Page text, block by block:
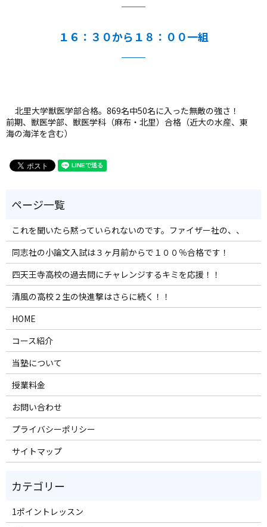
１６：３０から１８：００一組
北里大学獣医学部合格。869名中50名に入った無敵の強さ！
前期、獣医学部、獣医学科（麻布・北里）合格（近大の水産、東
海の海洋を含む）
これを聞いたら黙っていられないのです。ファイザー社の、、
同志社の小論文入試は３ヶ月前からで１００％合格です！
四天王寺高校の過去問にチャレンジするキミを応援！！
清風の高校２生の快進撃はさらに続く！！
HOME
コース紹介
当塾について
授業料金
お問い合わせ
プライバシーポリシー
サイトマップ
1ポイントレッスン